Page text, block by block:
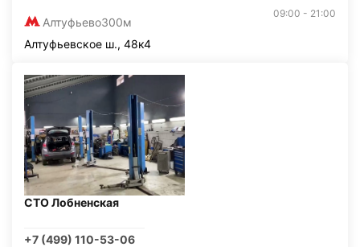
Алтуфьево300м
09:00 - 21:00
Алтуфьевское ш., 48к4
СТО Лобненская
+7 (499) 110-53-06